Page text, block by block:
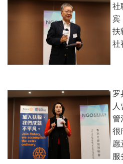
社
宾
扶
社
罗
管
很
愿
服